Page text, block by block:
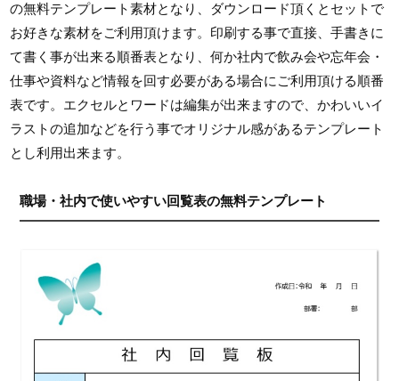
の無料テンプレート素材となり、ダウンロード頂くとセットで
お好きな素材をご利用頂けます。印刷する事で直接、手書きに
て書く事が出来る順番表となり、何か社内で飲み会や忘年会・
仕事や資料など情報を回す必要がある場合にご利用頂ける順番
表です。エクセルとワードは編集が出来ますので、かわいいイ
ラストの追加などを行う事でオリジナル感があるテンプレート
とし利用出来ます。
職場・社内で使いやすい回覧表の無料テンプレート